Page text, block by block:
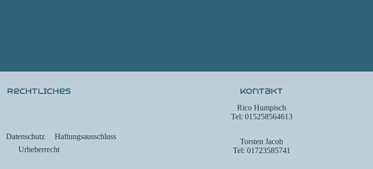
Rechtliches
Datenschutz
Haftungsausschluss
Urheberrecht
Kontakt
Rico Humpisch
Tel: 015258564613
Torsten Jacob
Tel: 01723585741